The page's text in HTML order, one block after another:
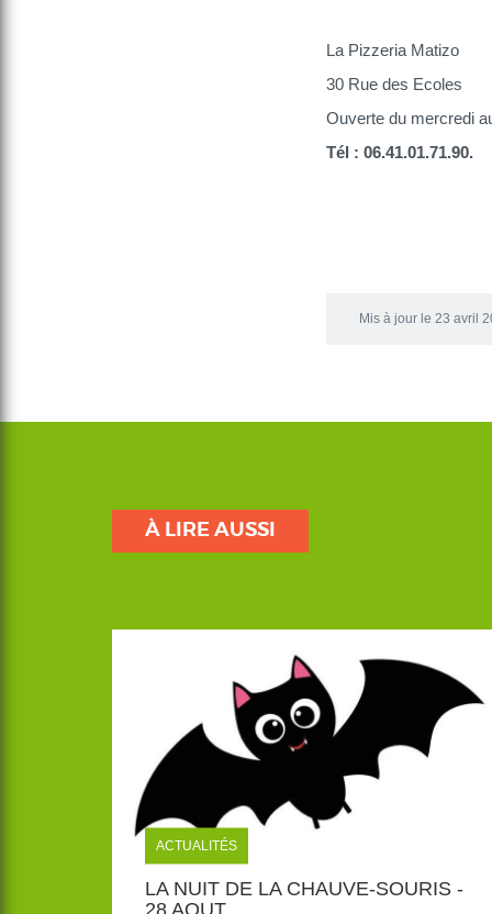
La Pizzeria Matizo
30 Rue des Ecoles
Ouverte du mercredi
Tél : 06.41.01.71.90.
Mis à jour le 23 avril
À LIRE AUSSI
ACTUALITÉS
LA NUIT DE LA CHAUVE-SOURIS -